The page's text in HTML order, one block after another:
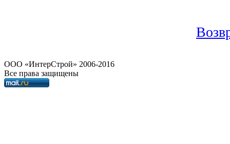
OOO «ИнтерСтрой» 2006-2016
Все права защищены